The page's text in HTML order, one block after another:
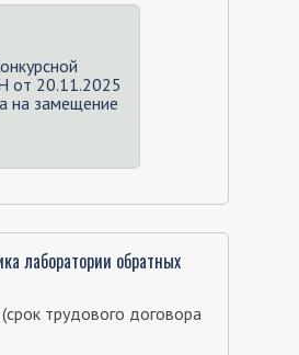
от 20.11.2025
на замещение
лаборатории обратных
трудового договора